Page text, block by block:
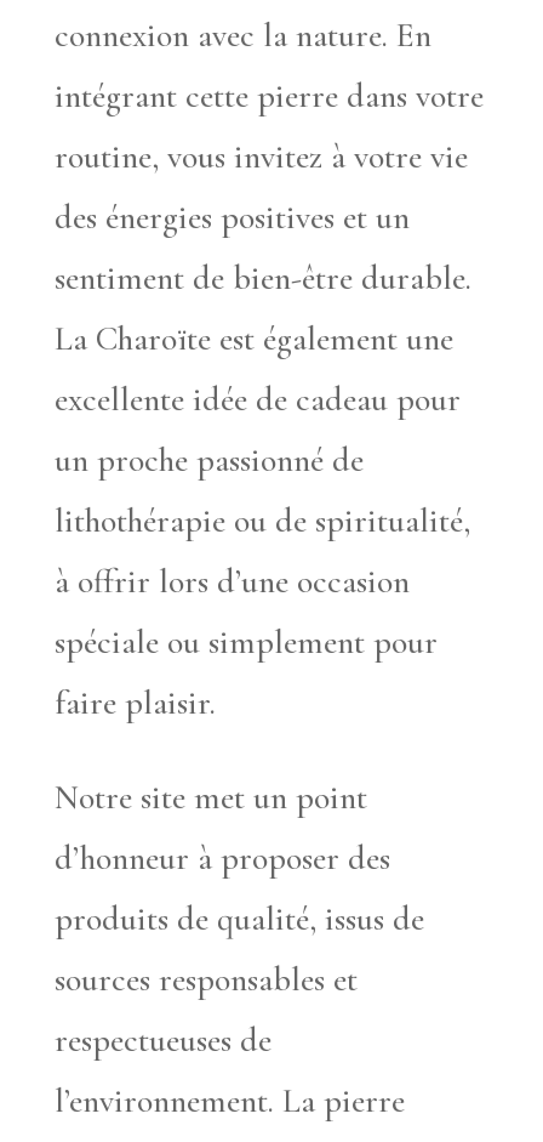
connexion avec la nature. En
intégrant cette pierre dans votre
routine, vous invitez à votre vie
des énergies positives et un
sentiment de bien-être durable.
La Charoïte est également une
excellente idée de cadeau pour
un proche passionné de
lithothérapie ou de spiritualité,
à offrir lors d’une occasion
spéciale ou simplement pour
faire plaisir.
Notre site met un point
d’honneur à proposer des
produits de qualité, issus de
sources responsables et
respectueuses de
l’environnement. La pierre